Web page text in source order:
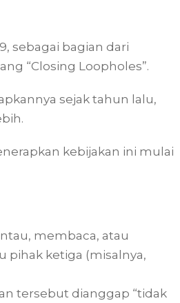
sebagai bagian dari
“Closing Loopholes”.
sejak tahun lalu,
kebijakan ini mulai
membaca, atau
pihak ketiga (misalnya,
tersebut dianggap “tidak